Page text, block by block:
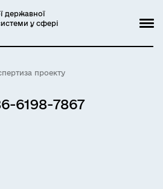
державної
у сфері
проекту
6198-7867